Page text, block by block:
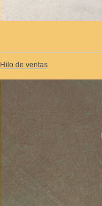
Hilo de ventas